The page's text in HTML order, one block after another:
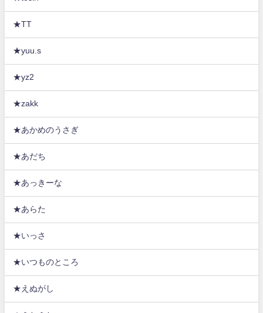
★TT
★yuu.s
★yz2
★zakk
★あかめのうさぎ
★あだち
★あっきーな
★あらた
★いっさ
★いつものところ
★えぬがし